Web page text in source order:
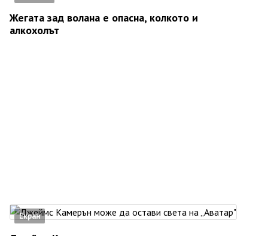
Жегата зад волана е опасна, колкото и
алкохолът
Екран